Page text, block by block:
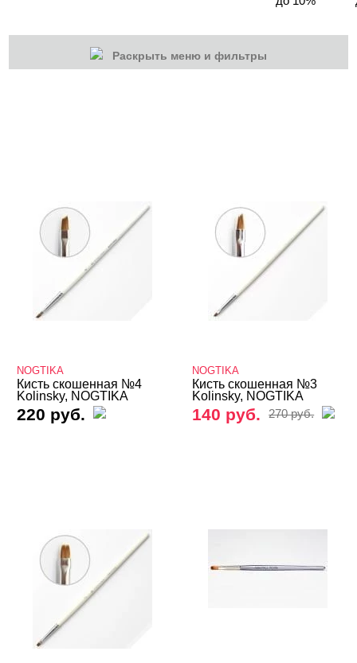
Раскрыть меню и фильтры
Гель-краски
Гели и Акрил гели
Кисти для акригеля
Кисти для дизайна
Кисти силиконовые
Косметика
Оборудование
Расходные
NOGTIKA
Кисть скошенная №4
Kolinsky, NOGTIKA
220 руб.
NOGTIKA
Кисть скошенная №3
Kolinsky, NOGTIKA
140 руб. 270 руб.